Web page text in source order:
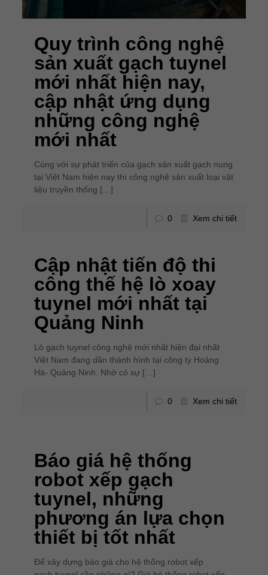
Quy trình công nghệ
sản xuất gạch tuynel
mới nhất hiện nay,
cập nhật ứng dụng
những công nghệ
mới nhất
Cùng với sự phát triển của gạch sản xuất gạch nung
tại Việt Nam hiện nay thì công nghệ sản xuất loại vật
liệu truyền thống […]
0 Xem chi tiết
Cập nhật tiến độ thi
công thế hệ lò xoay
tuynel mới nhất tại
Quảng Ninh
Lò gạch tuynel công nghệ mới nhất hiện đại nhất
Việt Nam đang dần thành hình tại công ty Hoàng
Hà- Quảng Ninh. Nhờ có sự […]
0 Xem chi tiết
Báo giá hệ thống
robot xếp gạch
tuynel, những
phương án lựa chọn
thiết bị tốt nhất
Để xây dựng báo giá cho hệ thống robot xếp